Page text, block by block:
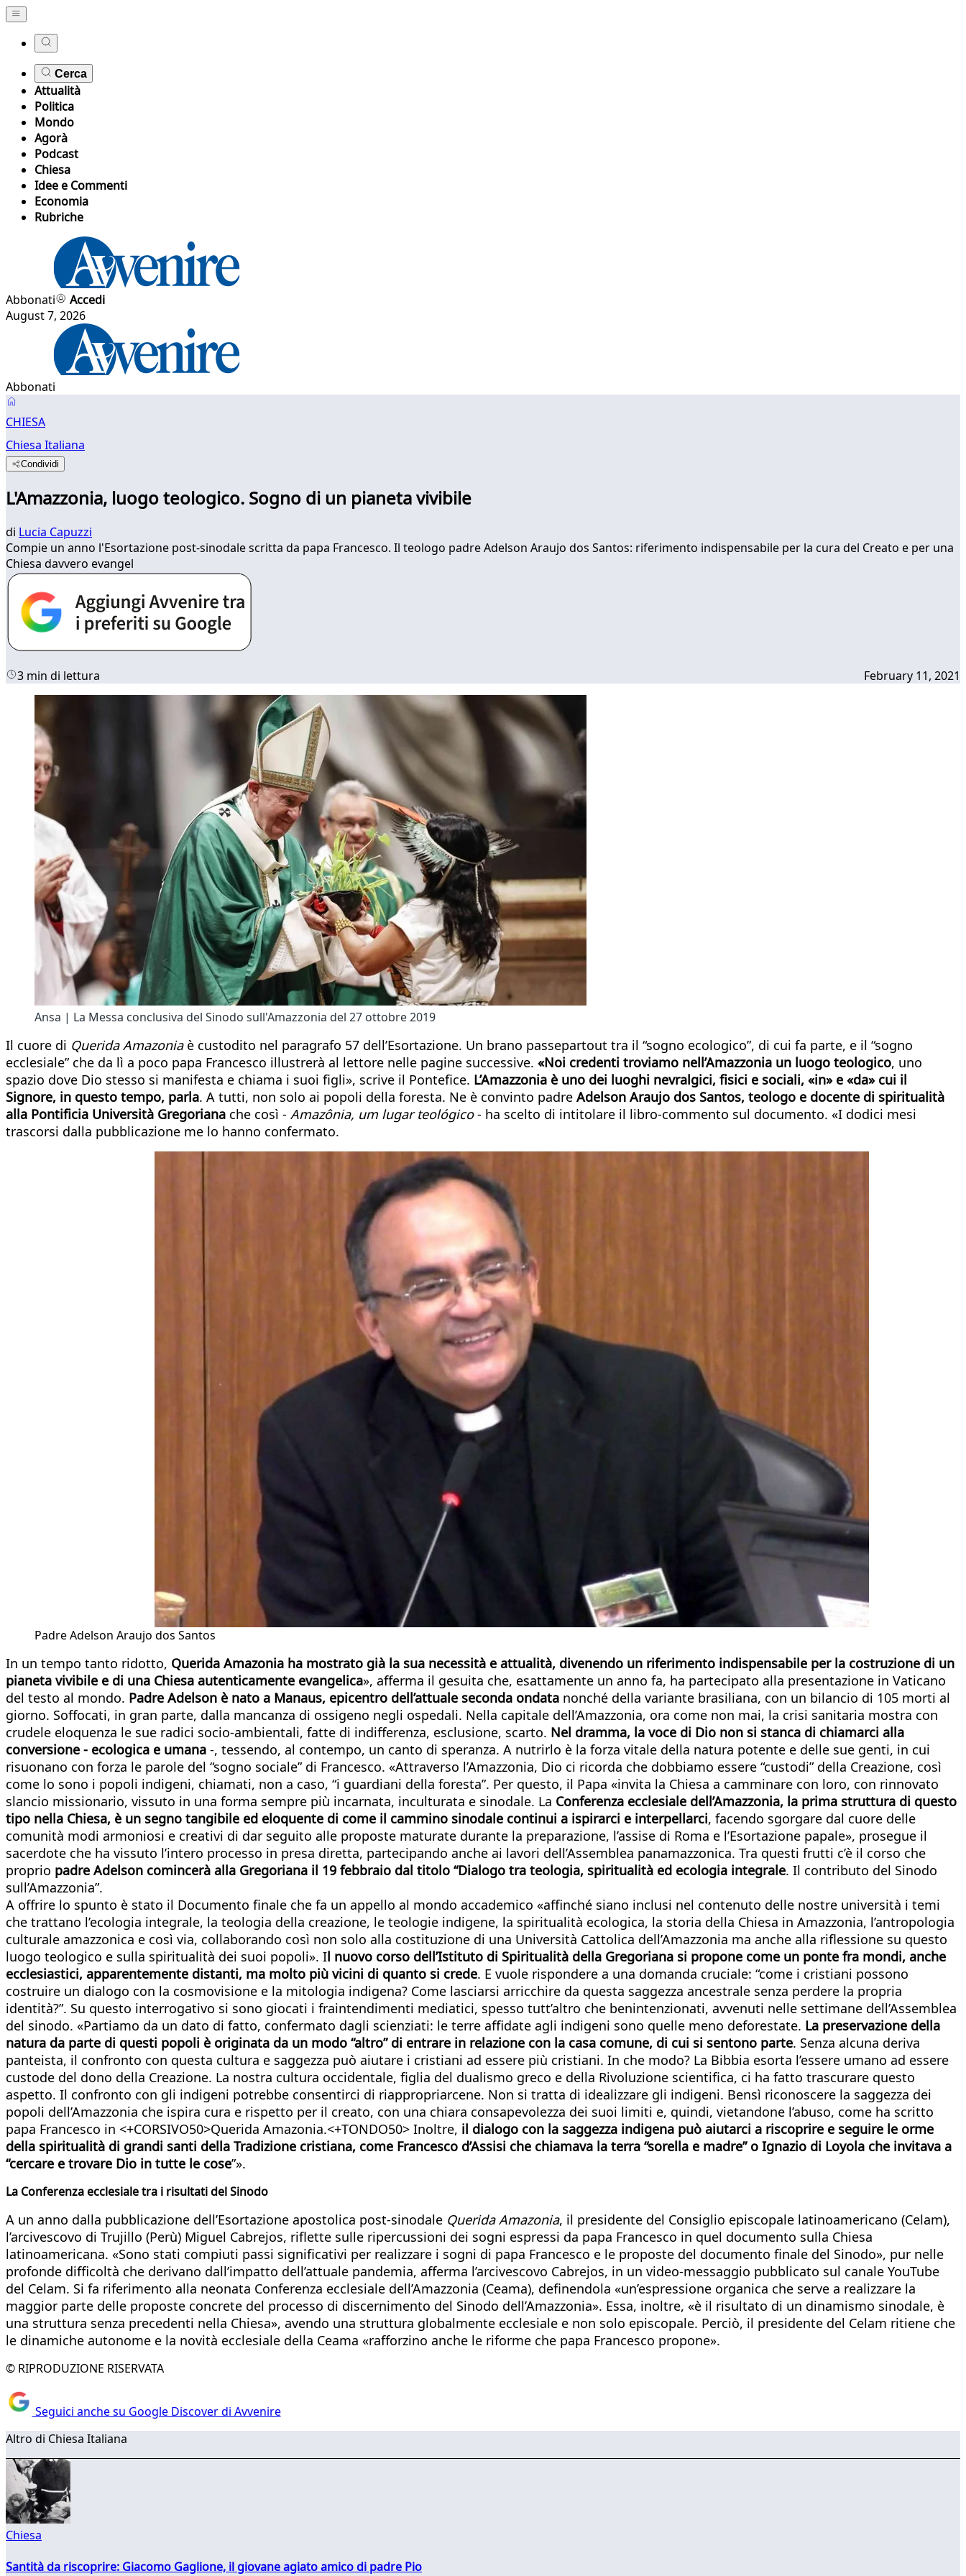
Cerca
Attualità
Politica
Mondo
Agorà
Podcast
Chiesa
Idee e Commenti
Economia
Rubriche
Abbonati
Accedi
August 7, 2026
Abbonati
CHIESA
Chiesa Italiana
Condividi
L'Amazzonia, luogo teologico. Sogno di un pianeta vivibile
di Lucia Capuzzi
Compie un anno l'Esortazione post-sinodale scritta da papa Francesco. Il teologo padre Adelson Araujo dos Santos: riferimento indispensabile per la cura del Creato e per una
Chiesa davvero evangel
3 min di lettura February 11, 2021
Ansa | La Messa conclusiva del Sinodo sull'Amazzonia del 27 ottobre 2019
Il cuore di Querida Amazoniaè custodito nel paragrafo 57 dell’Esortazione. Un brano passepartout tra il “sogno ecologico”, di cui fa parte, e il “sogno
ecclesiale” che da lì a poco papa Francesco illustrerà al lettore nelle pagine successive. «Noi credenti troviamo nell’Amazzonia un luogo teologico, uno
spazio dove Dio stesso si manifesta e chiama i suoi figli», scrive il Pontefice. L’Amazzonia è uno dei luoghi nevralgici, fisici e sociali, «in» e «da» cui il
Signore, in questo tempo, parla. A tutti, non solo ai popoli della foresta. Ne è convinto padre Adelson Araujo dos Santos, teologo e docente di spiritualità
alla Pontificia Università Gregoriana che così - Amazônia, um lugar teológico- ha scelto di intitolare il libro-commento sul documento. «I dodici mesi
trascorsi dalla pubblicazione me lo hanno confermato.
Padre Adelson Araujo dos Santos
In un tempo tanto ridotto, Querida Amazonia ha mostrato già la sua necessità e attualità, divenendo un riferimento indispensabile per la costruzione di un
pianeta vivibile e di una Chiesa autenticamente evangelica», afferma il gesuita che, esattamente un anno fa, ha partecipato alla presentazione in Vaticano
del testo al mondo. Padre Adelson è nato a Manaus, epicentro dell’attuale seconda ondata nonché della variante brasiliana, con un bilancio di 105 morti al
giorno. Soffocati, in gran parte, dalla mancanza di ossigeno negli ospedali. Nella capitale dell’Amazzonia, ora come non mai, la crisi sanitaria mostra con
crudele eloquenza le sue radici socio-ambientali, fatte di indifferenza, esclusione, scarto. Nel dramma, la voce di Dio non si stanca di chiamarci alla
conversione - ecologica e umana -, tessendo, al contempo, un canto di speranza. A nutrirlo è la forza vitale della natura potente e delle sue genti, in cui
risuonano con forza le parole del “sogno sociale” di Francesco. «Attraverso l’Amazzonia, Dio ci ricorda che dobbiamo essere “custodi” della Creazione, così
come lo sono i popoli indigeni, chiamati, non a caso, “i guardiani della foresta”. Per questo, il Papa «invita la Chiesa a camminare con loro, con rinnovato
slancio missionario, vissuto in una forma sempre più incarnata, inculturata e sinodale. La Conferenza ecclesiale dell’Amazzonia, la prima struttura di questo
tipo nella Chiesa, è un segno tangibile ed eloquente di come il cammino sinodale continui a ispirarci e interpellarci, facendo sgorgare dal cuore delle
comunità modi armoniosi e creativi di dar seguito alle proposte maturate durante la preparazione, l’assise di Roma e l’Esortazione papale», prosegue il
sacerdote che ha vissuto l’intero processo in presa diretta, partecipando anche ai lavori dell’Assemblea panamazzonica. Tra questi frutti c’è il corso che
proprio padre Adelson comincerà alla Gregoriana il 19 febbraio dal titolo “Dialogo tra teologia, spiritualità ed ecologia integrale. Il contributo del Sinodo
sull’Amazzonia”.
A offrire lo spunto è stato il Documento finale che fa un appello al mondo accademico «affinché siano inclusi nel contenuto delle nostre università i temi
che trattano l’ecologia integrale, la teologia della creazione, le teologie indigene, la spiritualità ecologica, la storia della Chiesa in Amazzonia, l’antropologia
culturale amazzonica e così via, collaborando così non solo alla costituzione di una Università Cattolica dell’Amazzonia ma anche alla riflessione su questo
luogo teologico e sulla spiritualità dei suoi popoli». Il nuovo corso dell’Istituto di Spiritualità della Gregoriana si propone come un ponte fra mondi, anche
ecclesiastici, apparentemente distanti, ma molto più vicini di quanto si crede. E vuole rispondere a una domanda cruciale: “come i cristiani possono
costruire un dialogo con la cosmovisione e la mitologia indigena? Come lasciarsi arricchire da questa saggezza ancestrale senza perdere la propria
identità?”. Su questo interrogativo si sono giocati i fraintendimenti mediatici, spesso tutt’altro che benintenzionati, avvenuti nelle settimane dell’Assemblea
del sinodo. «Partiamo da un dato di fatto, confermato dagli scienziati: le terre affidate agli indigeni sono quelle meno deforestate. La preservazione della
natura da parte di questi popoli è originata da un modo “altro” di entrare in relazione con la casa comune, di cui si sentono parte. Senza alcuna deriva
panteista, il confronto con questa cultura e saggezza può aiutare i cristiani ad essere più cristiani. In che modo? La Bibbia esorta l’essere umano ad essere
custode del dono della Creazione. La nostra cultura occidentale, figlia del dualismo greco e della Rivoluzione scientifica, ci ha fatto trascurare questo
aspetto. Il confronto con gli indigeni potrebbe consentirci di riappropriarcene. Non si tratta di idealizzare gli indigeni. Bensì riconoscere la saggezza dei
popoli dell’Amazzonia che ispira cura e rispetto per il creato, con una chiara consapevolezza dei suoi limiti e, quindi, vietandone l’abuso, come ha scritto
papa Francesco in <+CORSIVO50>Querida Amazonia.<+TONDO50> Inoltre, il dialogo con la saggezza indigena può aiutarci a riscoprire e seguire le orme
della spiritualità di grandi santi della Tradizione cristiana, come Francesco d’Assisi che chiamava la terra “sorella e madre” o Ignazio di Loyola che invitava a
“cercare e trovare Dio in tutte le cose”».
La Conferenza ecclesiale tra i risultati del Sinodo
A un anno dalla pubblicazione dell’Esortazione apostolica post-sinodale Querida Amazonia, il presidente del Consiglio episcopale latinoamericano (Celam),
l’arcivescovo di Trujillo (Perù) Miguel Cabrejos, riflette sulle ripercussioni dei sogni espressi da papa Francesco in quel documento sulla Chiesa
latinoamericana. «Sono stati compiuti passi significativi per realizzare i sogni di papa Francesco e le proposte del documento finale del Sinodo», pur nelle
profonde difficoltà che derivano dall’impatto dell’attuale pandemia, afferma l’arcivescovo Cabrejos, in un video-messaggio pubblicato sul canale YouTube
del Celam. Si fa riferimento alla neonata Conferenza ecclesiale dell’Amazzonia (Ceama), definendola «un’espressione organica che serve a realizzare la
maggior parte delle proposte concrete del processo di discernimento del Sinodo dell’Amazzonia». Essa, inoltre, «è il risultato di un dinamismo sinodale, è
una struttura senza precedenti nella Chiesa», avendo una struttura globalmente ecclesiale e non solo episcopale. Perciò, il presidente del Celam ritiene che
le dinamiche autonome e la novità ecclesiale della Ceama «rafforzino anche le riforme che papa Francesco propone».
© RIPRODUZIONE RISERVATA
Seguici anche su Google Discover di Avvenire
Altro di Chiesa Italiana
Chiesa
Santità da riscoprire: Giacomo Gaglione, il giovane agiato amico di padre Pio